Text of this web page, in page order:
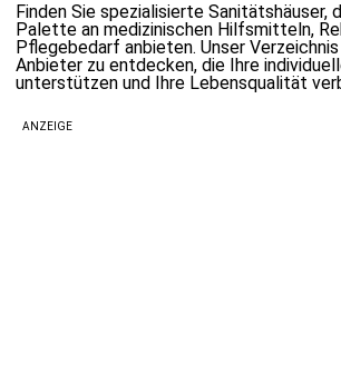
Finden Sie spezialisierte Sanitätshäuser,
Palette an medizinischen Hilfsmitteln,
Pflegebedarf anbieten. Unser
Anbieter zu entdecken, die Ihre
unterstützen und Ihre Lebensqualität
ANZEIGE